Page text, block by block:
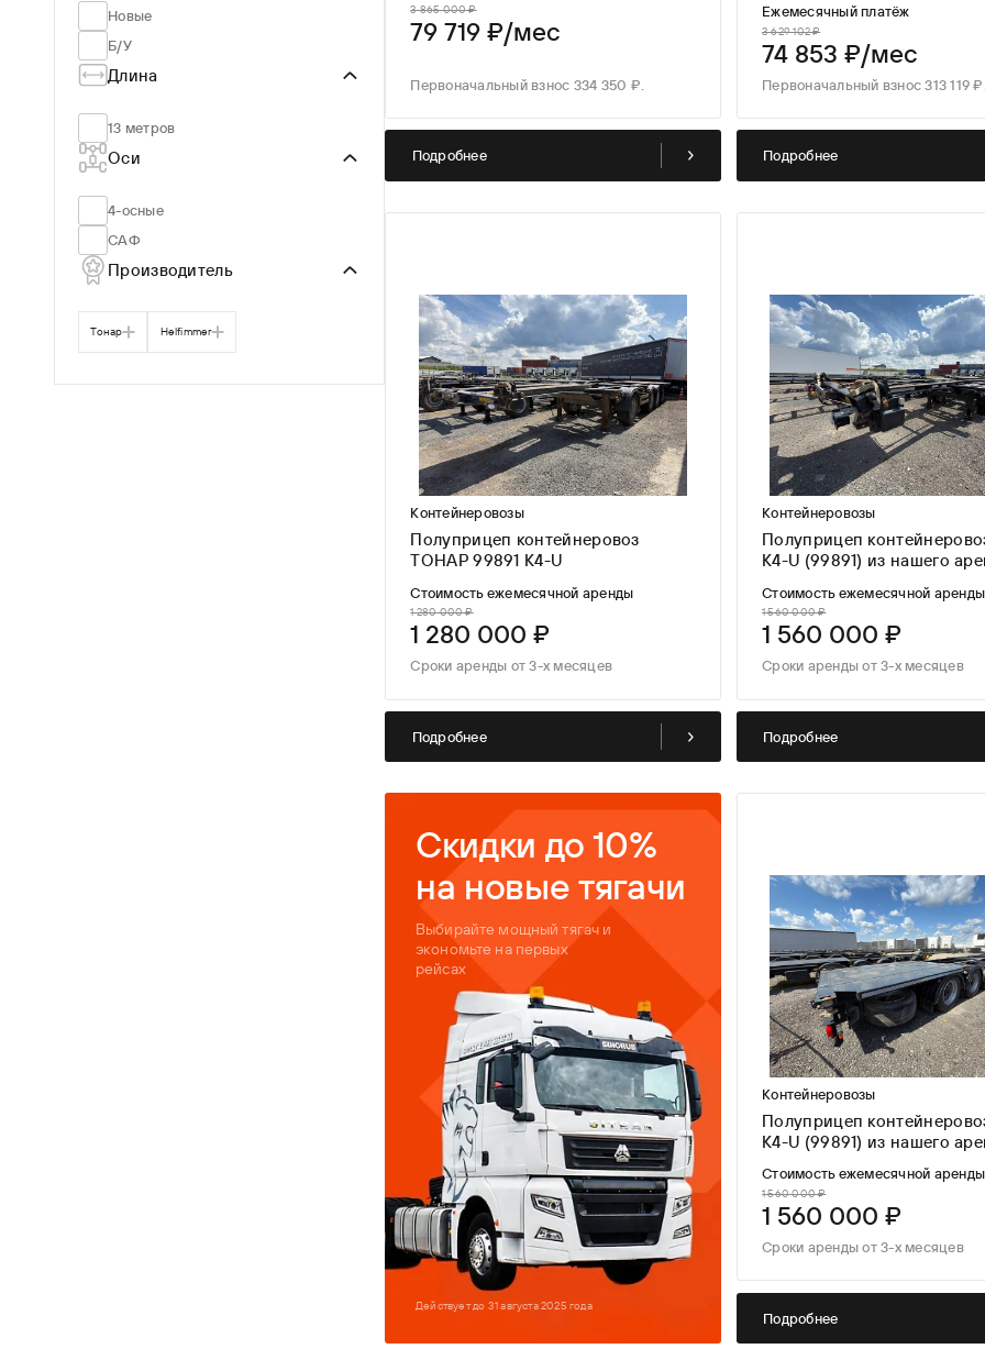
Новые
Б/У
Длина
13 метров
Оси
4-осные
САФ
Производитель
Тонар Helfimmer
3 865 000 ₽
79 719 ₽/мес
Первоначальный взнос 334 350 ₽.
Подробнее
Ежемесячный платёж
3 629 102 ₽
74 853 ₽/мес
Первоначальный взнос 313 119 ₽.
Подробнее
Контейнеровозы
Полуприцеп контейнеровоз
ТОНАР 99891 K4-U
Стоимость ежемесячной аренды
1 280 000 ₽
1 280 000 ₽
Сроки аренды от 3-х месяцев
Подробнее
Контейнеровозы
Полуприцеп
K4-U (99891) из нашего
Стоимость ежемесячной аренды
1 560 000 ₽
1 560 000 ₽
Сроки аренды от 3-х месяцев
Подробнее
Скидки до 10%
на новые тягачи
Выбирайте мощный тягач и
экономьте на первых
рейсах
Действует до 31 августа 2025 года
Контейнеровозы
Полуприцеп
K4-U (99891) из нашего
Стоимость ежемесячной аренды
1 560 000 ₽
1 560 000 ₽
Сроки аренды от 3-х месяцев
Подробнее